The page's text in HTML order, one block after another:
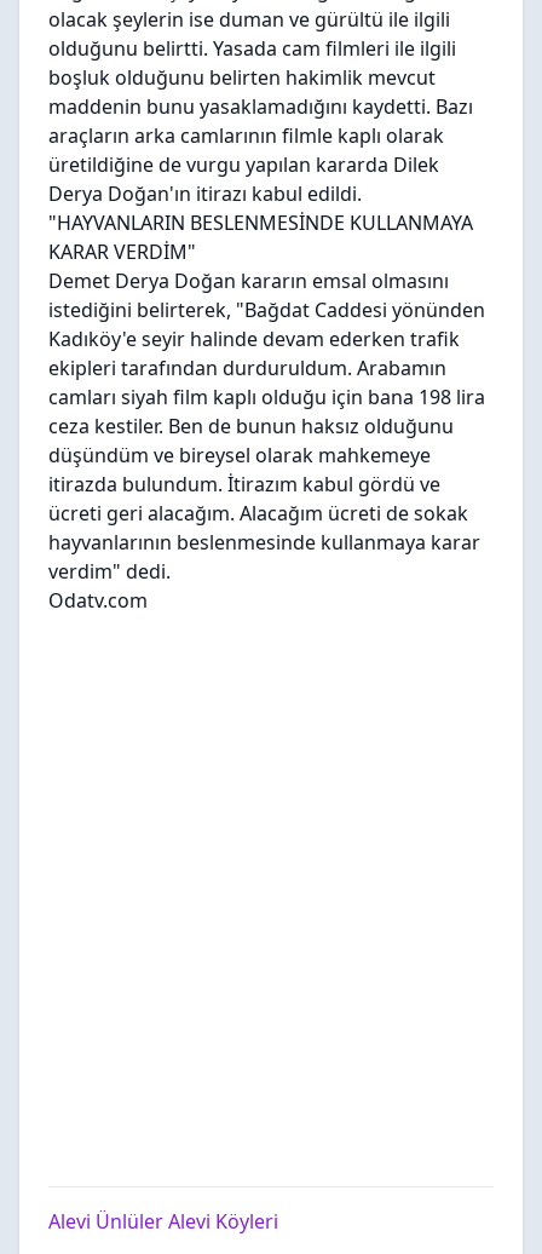
olacak şeylerin ise duman ve gürültü ile ilgili
olduğunu belirtti. Yasada cam filmleri ile ilgili
boşluk olduğunu belirten hakimlik mevcut
maddenin bunu yasaklamadığını kaydetti. Bazı
araçların arka camlarının filmle kaplı olarak
üretildiğine de vurgu yapılan kararda Dilek
Derya Doğan'ın itirazı kabul edildi.
"HAYVANLARIN BESLENMESİNDE KULLANMAYA
KARAR VERDİM"
Demet Derya Doğan kararın emsal olmasını
istediğini belirterek, "Bağdat Caddesi yönünden
Kadıköy'e seyir halinde devam ederken trafik
ekipleri tarafından durduruldum. Arabamın
camları siyah film kaplı olduğu için bana 198 lira
ceza kestiler. Ben de bunun haksız olduğunu
düşündüm ve bireysel olarak mahkemeye
itirazda bulundum. İtirazım kabul gördü ve
ücreti geri alacağım. Alacağım ücreti de sokak
hayvanlarının beslenmesinde kullanmaya karar
verdim" dedi.
Odatv.com
Alevi ÜnlülerAlevi Köyleri